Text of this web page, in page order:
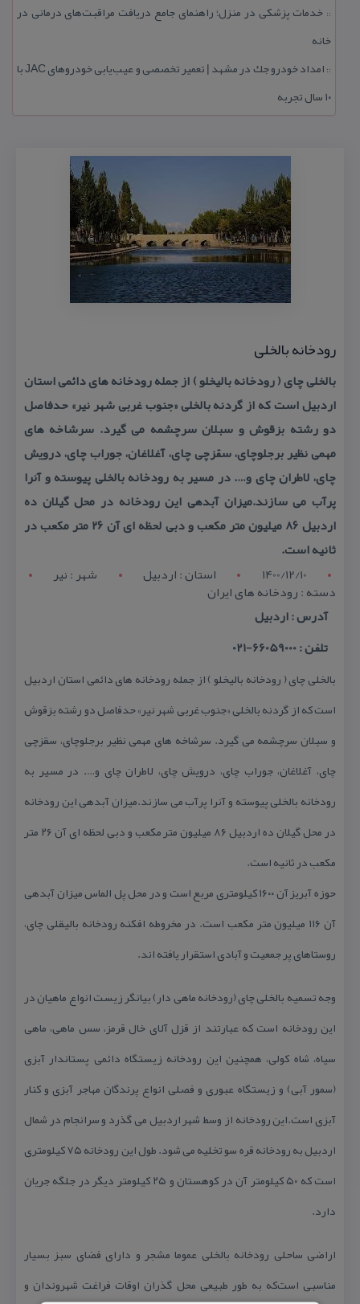
:: خدمات پزشكی در منزل؛ راهنمای جامع دریافت مراقبت‌های درمانی در
خانه
::
امداد خودرو جك در مشهد | تعمیر تخصصی و عیب‌یابی خودروهای JAC با
۱۰ سال تجربه
رودخانه بالخلی
بالخلی چای ( رودخانه بالیخلو ) از جمله رودخانه های دائمی استان
اردبیل است كه از گردنه بالخلی «جنوب غربی شهر نیر» حدفاصل
دو رشته بزقوش و سبلان سرچشمه می گیرد. سرشاخه های
مهمی نظیر برجلوچای، سقزچی چای، آغلاغان، جوراب چای، درویش
چای، لاطران چای و…. در مسیر به رودخانه بالخلی پیوسته و آنرا
پرآب می سازند.میزان آبدهی این رودخانه در محل گیلان ده
اردبیل ۸۶ میلیون متر مكعب و دبی لحظه ای آن ۲۶ متر مكعب در
ثانیه است.
1400/12/10
استان : اردبيل شهر : نير
دسته : رودخانه های ایران
آدرس : اردبیل
تلفن : 66059000-021
بالخلی چای ( رودخانه بالیخلو ) از جمله رودخانه های دائمی استان اردبیل
است كه از گردنه بالخلی «جنوب غربی شهر نیر» حدفاصل دو رشته بزقوش
و سبلان سرچشمه می گیرد. سرشاخه های مهمی نظیر برجلوچای، سقزچی
چای، آغلاغان، جوراب چای، درویش چای، لاطران چای و…. در مسیر به
رودخانه بالخلی پیوسته و آنرا پرآب می سازند.میزان آبدهی این رودخانه
در محل گیلان ده اردبیل ۸۶ میلیون متر مكعب و دبی لحظه ای آن ۲۶ متر
مكعب در ثانیه است.
حوزه آبریز آن ۱۶۰۰ كیلومتری مربع است و در محل پل الماس میزان آبدهی
آن ۱۱۶ میلیون متر مكعب است. در مخروطه افكنه رودخانه بالیقلی چای،
روستاهای پر جمعیت و آبادی استقرار یافته اند.
وجه تسمیه بالخلی چای (رودخانه ماهی دار) بیانگر زیست انواع ماهیان در
این رودخانه است كه عبارتند از قزل آلای خال قرمز، سس ماهی، ماهی
سیاه، شاه كولی، همچنین این رودخانه زیستگاه دائمی پستاندار آبزی
(سمور آبی) و زیستگاه عبوری و فصلی انواع پرندگان مهاجر آبزی و كنار
آبزی است.این رودخانه از وسط شهر اردبیل می گذرد و سرانجام در شمال
اردبیل به رودخانه قره سو تخلیه می شود. طول این رودخانه ۷۵ كیلومتری
است كه ۵۰ كیلومتر آن در كوهستان و ۲۵ كیلومتر دیگر در جلگه جریان
دارد.
اراضی‌ ساحلی‌ رودخانه‌ بالخلی‌ عموما مشجر و دارای‌ فضای‌ سبز بسیار
مناسبی‌ است‌كه‌ به‌ طور طبیعی‌ محل‌ گذران‌ اوقات‌ فراغت‌ شهروندان‌ و